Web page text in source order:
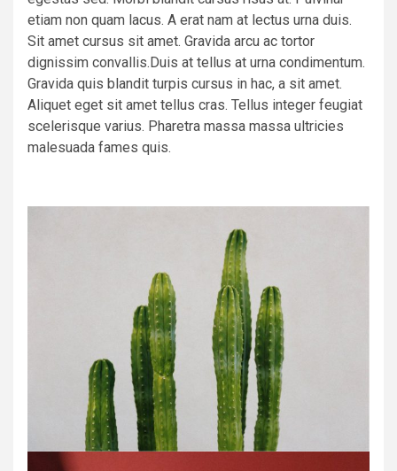
etiam non quam lacus. A erat nam at lectus urna duis.
Sit amet cursus sit amet. Gravida arcu ac tortor
dignissim convallis.Duis at tellus at urna condimentum.
Gravida quis blandit turpis cursus in hac, a sit amet.
Aliquet eget sit amet tellus cras. Tellus integer feugiat
scelerisque varius. Pharetra massa massa ultricies
malesuada fames quis.